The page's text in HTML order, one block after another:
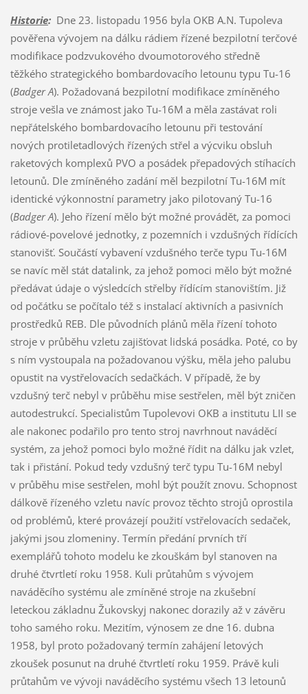
Historie:Dne 23. listopadu 1956 byla OKB A.N. Tupoleva
pověřena vývojem na dálku rádiem řízené bezpilotní terčové
modifikace podzvukového dvoumotorového středně
těžkého strategického bombardovacího letounu typu Tu-16
(Badger A). Požadovaná bezpilotní modifikace zmíněného
stroje vešla ve známost jako Tu-16M a měla zastávat roli
nepřátelského bombardovacího letounu při testování
nových protiletadlových řízených střel a výcviku obsluh
raketových komplexů PVO a posádek přepadových stíhacích
letounů. Dle zmíněného zadání měl bezpilotní Tu-16M mít
identické výkonnostní parametry jako pilotovaný Tu-16
(Badger A). Jeho řízení mělo být možné provádět, za pomoci
rádiové-povelové jednotky, z pozemních i vzdušných řídících
stanovišť. Součástí vybavení vzdušného terče typu Tu-16M
se navíc měl stát datalink, za jehož pomoci mělo být možné
předávat údaje o výsledcích střelby řídícím stanovištím. Již
od počátku se počítalo též s instalací aktivních a pasivních
prostředků REB. Dle původních plánů měla řízení tohoto
stroje v průběhu vzletu zajišťovat lidská posádka. Poté, co by
s ním vystoupala na požadovanou výšku, měla jeho palubu
opustit na vystřelovacích sedačkách. V případě, že by
vzdušný terč nebyl v průběhu mise sestřelen, měl být zničen
autodestrukcí. Specialistům Tupolevovi OKB a institutu LII se
ale nakonec podařilo pro tento stroj navrhnout naváděcí
systém, za jehož pomoci bylo možné řídit na dálku jak vzlet,
tak i přistání. Pokud tedy vzdušný terč typu Tu-16M nebyl
v průběhu mise sestřelen, mohl být použít znovu. Schopnost
dálkově řízeného vzletu navíc provoz těchto strojů oprostila
od problémů, které provázejí použití vstřelovacích sedaček,
jakými jsou zlomeniny. Termín předání prvních tří
exemplářů tohoto modelu ke zkouškám byl stanoven na
druhé čtvrtletí roku 1958. Kuli průtahům s vývojem
naváděcího systému ale zmíněné stroje na zkušební
leteckou základnu Žukovskyj nakonec dorazily až v závěru
toho samého roku. Mezitím, výnosem ze dne 16. dubna
1958, byl proto požadovaný termín zahájení letových
zkoušek posunut na druhé čtvrtletí roku 1959. Právě kuli
průtahům ve vývoji naváděcího systému všech 13 letounů